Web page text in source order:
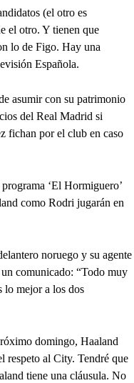
(el otro es
el otro. Y tienen que
lo de Figo. Hay una
Española.
asumir con su patrimonio
del Real Madrid si
fichan por el club en caso
‘El Hormiguero’
como Rodri jugarán en
noruego y su agente
comunicado: “Todo muy
lo mejor a los dos
domingo, Haaland
respeto al City. Tendré que
tiene una cláusula. No